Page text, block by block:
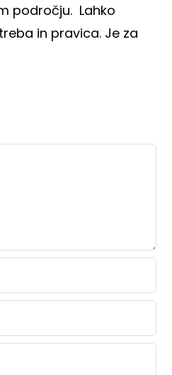
področju. Lahko
in pravica. Je za